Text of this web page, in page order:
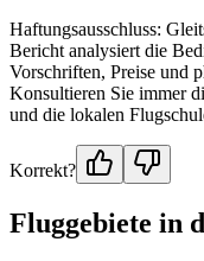
Haftungsausschluss:
Bericht analysiert die
Vorschriften, Preise und
Konsultieren Sie immer
und die lokalen
Korrekt?
Fluggebiete in